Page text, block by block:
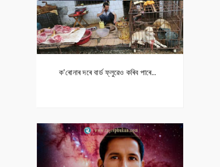
ক'ৰোনাৰ দৰে বাৰ্ড ফ্লুৱেও কৰিব পাৰে...